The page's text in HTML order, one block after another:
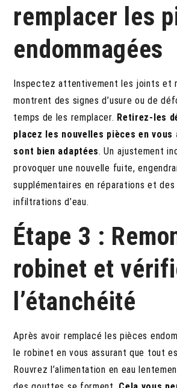
remplacer les
endommagées
Inspectez attentivement les joints et
montrent des signes d’usure ou de
temps de les remplacer. Retirez-les
placez les nouvelles pièces en vous
sont bien adaptées. Un ajustement
provoquer une nouvelle fuite,
supplémentaires en réparations et
infiltrations d’eau.
Étape 3 :
robinet et
l’étanchéité
Après avoir remplacé les pièces
le robinet en vous assurant que tout
Rouvrez l’alimentation en eau